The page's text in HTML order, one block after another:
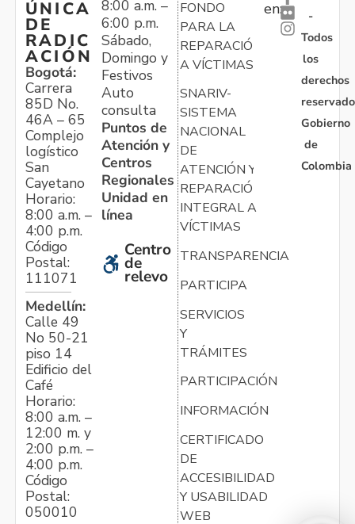
ÚNICA
DE
RADIC
ACIÓN
Bogotá:
Carrera
85D No.
46A – 65
Complejo
logístico
San
Cayetano
Horario:
8:00 a.m. –
4:00 p.m.
Código
Postal:
111071
Medellín:
Calle 49
No 50-21
piso 14
Edificio del
Café
Horario:
8:00 a.m. –
12:00 m. y
2:00 p.m. –
4:00 p.m.
Código
Postal:
050010
8:00 a.m. –
6:00 p.m.
Sábado,
Domingo y
Festivos
Auto
consulta
Puntos de
Atención y
Centros
Regionales
Unidad en
línea
Centro
de
relevo
FONDO
PARA LA
REPARACIÓN
A VÍCTIMAS
SNARIV-
SISTEMA
NACIONAL
DE
ATENCIÓN Y
REPARACIÓN
INTEGRAL A
VÍCTIMAS
TRANSPARENCIA
PARTICIPA
SERVICIOS
Y
TRÁMITES
PARTICIPACIÓN
INFORMACIÓN
CERTIFICADO
DE
ACCESIBILIDAD
Y USABILIDAD
WEB
en:
-
Todos
los
derechos
Gobierno
de
Colombia